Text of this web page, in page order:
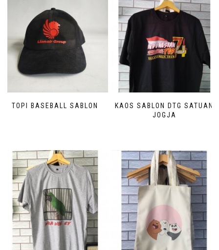
TOPI BASEBALL SABLON
KAOS SABLON DTG SATUAN
JOGJA